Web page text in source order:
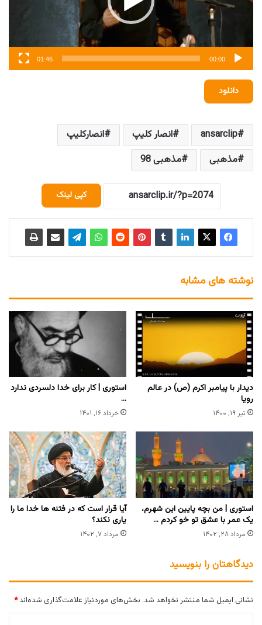
00:00
01:46
دانلود
ansarclip انصار کلیپ
انصارکلیپ
مذهبی
مذهبی 98
کپی لینک
نوشته های مشابه
دیدار با پیامبر اکرم (ص) در عالم
رویا
تیر ۱۹, ۱۴۰۰
استوری | کار برای خدا دلسردی ندارد
…
خرداد ۱۶, ۱۴۰۱
استوری | من بچه پایین این شهرم،
یک عمر با عشق تو خو کردم …
مرداد ۲۸, ۱۴۰۲
آیا قرار است که در فتنه ها خدا ما را
یاری نکند؟
مرداد ۷, ۱۴۰۲
دیدگاهتان را بنویسید
نشانی ایمیل شما منتشر نخواهد شد. بخش‌های موردنیاز علامت‌گذاری شده‌اند*